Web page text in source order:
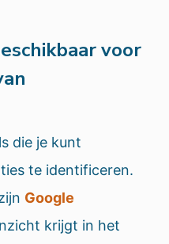
voor
die je kunt
te identificeren.
Google
krijgt in het